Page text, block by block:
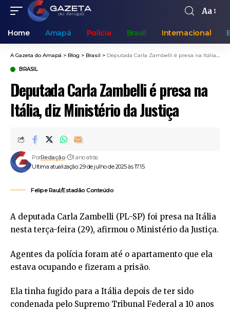
Aa
Home Amapá Polícia Brasil Internacional
A Gazeta do Amapá > Blog > Brasil > Deputada Carla Zambelli é presa na Itália, diz Ministério da Justiça
BRASIL
Deputada Carla Zambelli é presa na
Itália, diz Ministério da Justiça
Ultima atualização: 29 de julho de 2025 às 17:15
PorRedação 1 ano atrás
Felipe Raul/Estadão Conteúdo
A deputada Carla Zambelli (PL-SP) foi presa na Itália
nesta terça-feira (29), afirmou o Ministério da Justiça.
Agentes da polícia foram até o apartamento que ela
estava ocupando e fizeram a prisão.
Ela tinha fugido para a Itália depois de ter sido
condenada pelo Supremo Tribunal Federal a 10 anos